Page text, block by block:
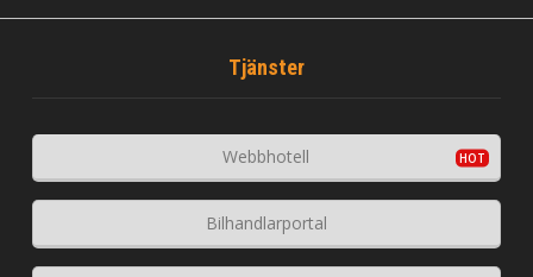
Tjänster
Webbhotell
Bilhandlarportal